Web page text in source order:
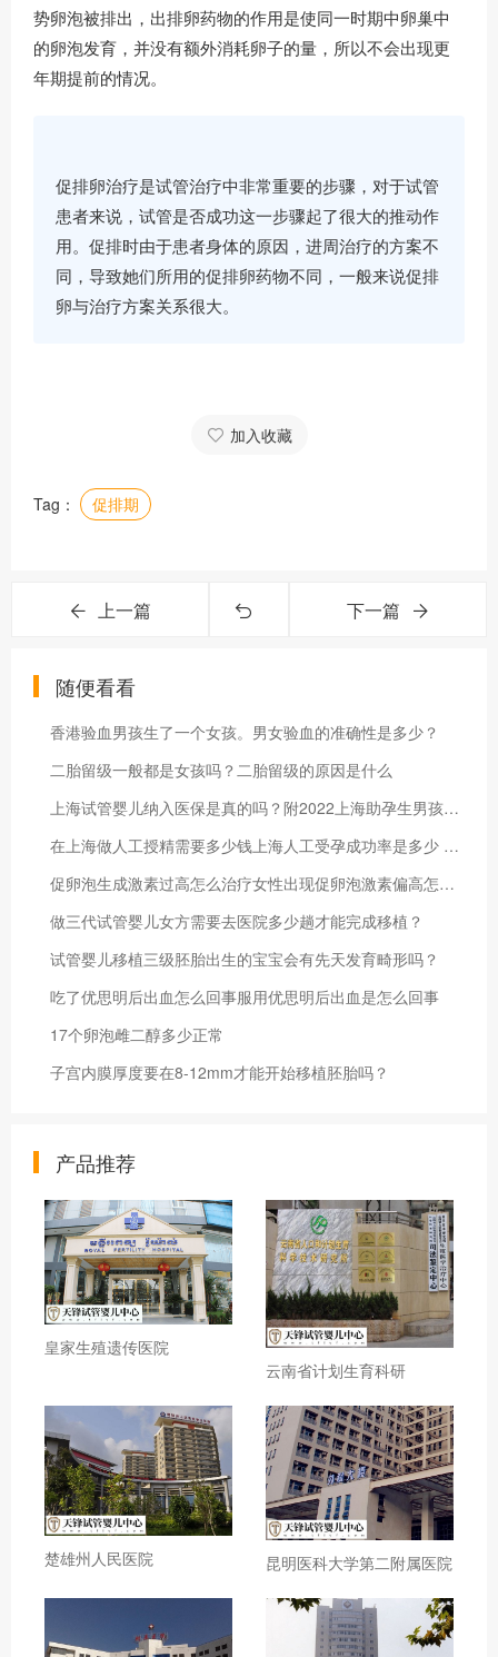
势卵泡被排出，出排卵药物的作用是使同一时期中卵巢中
的卵泡发育，并没有额外消耗卵子的量，所以不会出现更
年期提前的情况。
促排卵治疗是试管治疗中非常重要的步骤，对于试管
患者来说，试管是否成功这一步骤起了很大的推动作
用。促排时由于患者身体的原因，进周治疗的方案不
同，导致她们所用的促排卵药物不同，一般来说促排
卵与治疗方案关系很大。
加入收藏
Tag： 促排期
上一篇 下一篇
随便看看
香港验血男孩生了一个女孩。男女验血的准确性是多少？
二胎留级一般都是女孩吗？二胎留级的原因是什么
上海试管婴儿纳入医保是真的吗？附2022上海助孕生男孩费用明细表
在上海做人工授精需要多少钱上海人工受孕成功率是多少 有哪些注意事项
促卵泡生成激素过高怎么治疗女性出现促卵泡激素偏高怎么办
做三代试管婴儿女方需要去医院多少趟才能完成移植？
试管婴儿移植三级胚胎出生的宝宝会有先天发育畸形吗？
吃了优思明后出血怎么回事服用优思明后出血是怎么回事
17个卵泡雌二醇多少正常
子宫内膜厚度要在8-12mm才能开始移植胚胎吗？
产品推荐
皇家生殖遗传医院
云南省计划生育科研
楚雄州人民医院 昆明医科大学第二附属医院